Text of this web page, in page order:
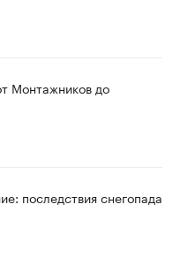
Монтажников до
последствия снегопада